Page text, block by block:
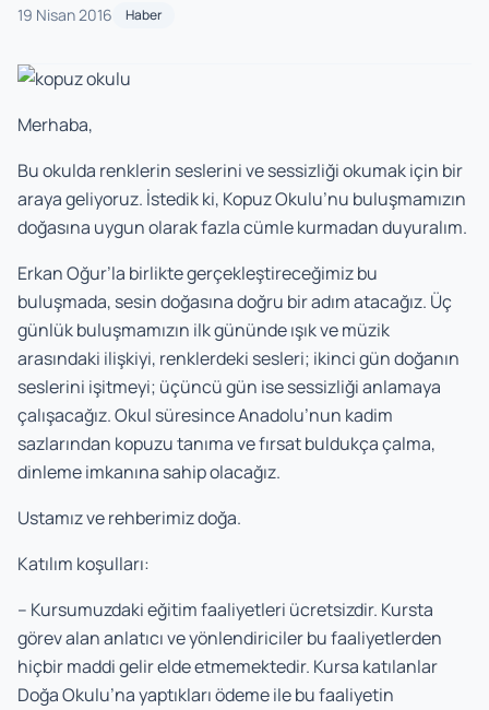
19 Nisan 2016 Haber
Merhaba,
Bu okulda renklerin seslerini ve sessizliği okumak için bir
araya geliyoruz. İstedik ki, Kopuz Okulu’nu buluşmamızın
doğasına uygun olarak fazla cümle kurmadan duyuralım.
Erkan Oğur’la birlikte gerçekleştireceğimiz bu
buluşmada, sesin doğasına doğru bir adım atacağız. Üç
günlük buluşmamızın ilk gününde ışık ve müzik
arasındaki ilişkiyi, renklerdeki sesleri; ikinci gün doğanın
seslerini işitmeyi; üçüncü gün ise sessizliği anlamaya
çalışacağız. Okul süresince Anadolu’nun kadim
sazlarından kopuzu tanıma ve fırsat buldukça çalma,
dinleme imkanına sahip olacağız.
Ustamız ve rehberimiz doğa.
Katılım koşulları:
– Kursumuzdaki eğitim faaliyetleri ücretsizdir. Kursta
görev alan anlatıcı ve yönlendiriciler bu faaliyetlerden
hiçbir maddi gelir elde etmemektedir. Kursa katılanlar
Doğa Okulu’na yaptıkları ödeme ile bu faaliyetin